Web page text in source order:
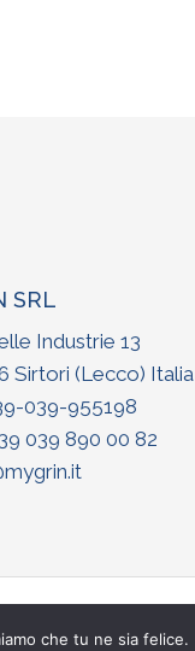
SRL
Industrie 13
Sirtori (Lecco) Italia
039-955198
039 890 00 82
che tu ne sia felice.